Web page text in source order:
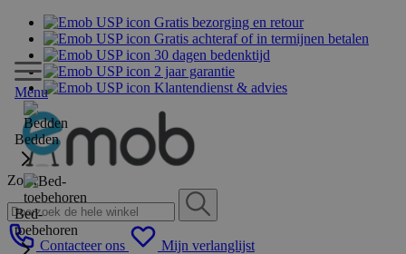
Gratis bezorging en retour
Gratis achteraf of in termijnen betalen
30 dagen bedenktijd
2 jaar garantie
Klantendienst & advies
Zoek
Contacteer ons Mijn verlanglijst
Menu
Bedden
Bed-
toebehoren